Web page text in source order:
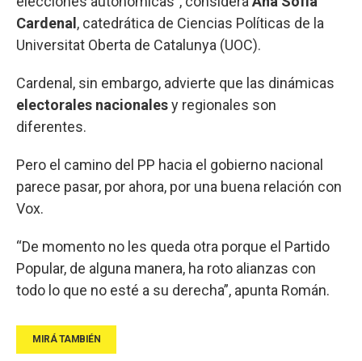
Cardenal , catedrática de Ciencias Políticas de la
Universitat Oberta de Catalunya (UOC).
Cardenal, sin embargo, advierte que las dinámicas
electorales nacionalesy regionales son
diferentes.
Pero el camino del PP hacia el gobierno nacional
parece pasar, por ahora, por una buena relación con
Vox.
“De momento no les queda otra porque el Partido
Popular, de alguna manera, ha roto alianzas con
todo lo que no esté a su derecha”, apunta Román.